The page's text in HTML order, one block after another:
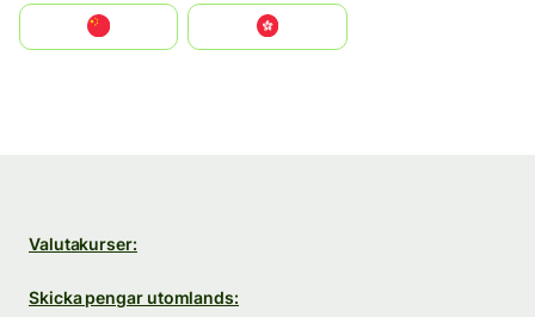
中國香港特別行政區
Valutakurser:
Skicka pengar utomlands: